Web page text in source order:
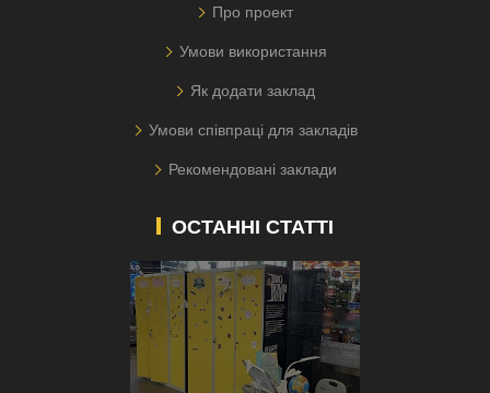
Про проект
Умови використання
Як додати заклад
Умови співпраці для закладів
Рекомендовані заклади
ОСТАННІ СТАТТІ